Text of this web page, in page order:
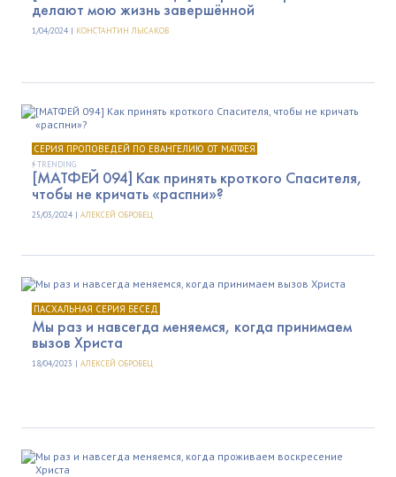
делают мою жизнь завершённой
1/04/2024 | КОНСТАНТИН ЛЫСАКОВ
СЕРИЯ ПРОПОВЕДЕЙ ПО ЕВАНГЕЛИЮ ОТ МАТФЕЯ
TRENDING
[МАТФЕЙ 094] Как принять кроткого Спасителя,
чтобы не кричать «распни»?
25/03/2024 | АЛЕКСЕЙ ОБРОВЕЦ
ПАСХАЛЬНАЯ СЕРИЯ БЕСЕД
Мы раз и навсегда меняемся, когда принимаем
вызов Христа
18/04/2023 | АЛЕКСЕЙ ОБРОВЕЦ